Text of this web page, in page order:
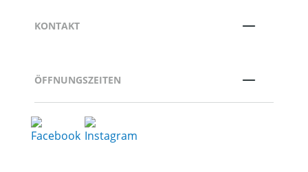
KONTAKT
ÖFFNUNGSZEITEN